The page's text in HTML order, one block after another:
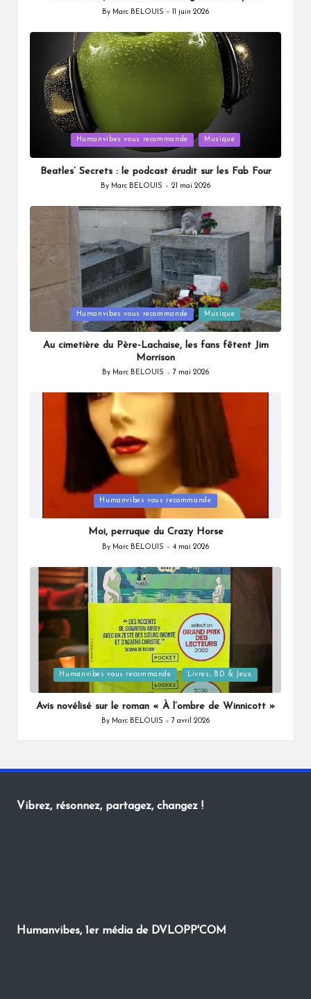
Posted
By Marc BELOUIS 11 juin 2026
Humanvibes vous recommande Musique
Beatles’ Secrets : le podcast érudit sur les Fab Four
Posted
By Marc BELOUIS 21 mai 2026
Humanvibes vous recommande Musique
Au cimetière du Père-Lachaise, les fans fêtent Jim
Morrison
Posted
By Marc BELOUIS 7 mai 2026
Humanvibes vous recommande
Moi, perruque du Crazy Horse
Posted
By Marc BELOUIS 4 mai 2026
Posted
in
Humanvibes vous recommande Livres, BD & Jeux
Avis novélisé sur le roman « À l’ombre de Winnicott »
Posted
By Marc BELOUIS 7 avril 2026
Vibrez, résonnez, partagez, changez !
Humanvibes, 1er média de DVLOPP'COM